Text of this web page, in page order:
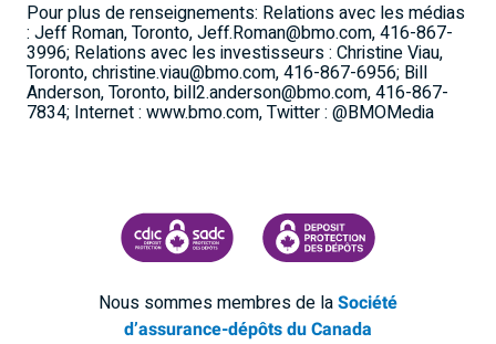
Pour plus de renseignements: Relations avec les médias
: Jeff Roman, Toronto, Jeff.Roman@bmo.com, 416-867-
3996; Relations avec les investisseurs : Christine Viau,
Toronto, christine.viau@bmo.com, 416-867-6956; Bill
Anderson, Toronto, bill2.anderson@bmo.com, 416-867-
7834; Internet : www.bmo.com, Twitter : @BMOMedia
SOCIÉTÉ D'ASSURANCE-DÉPÔTS DU CANADA
CDIC PROTECTING YOUR
Nous sommes membres de laSociété
d’assurance-dépôts du Canada